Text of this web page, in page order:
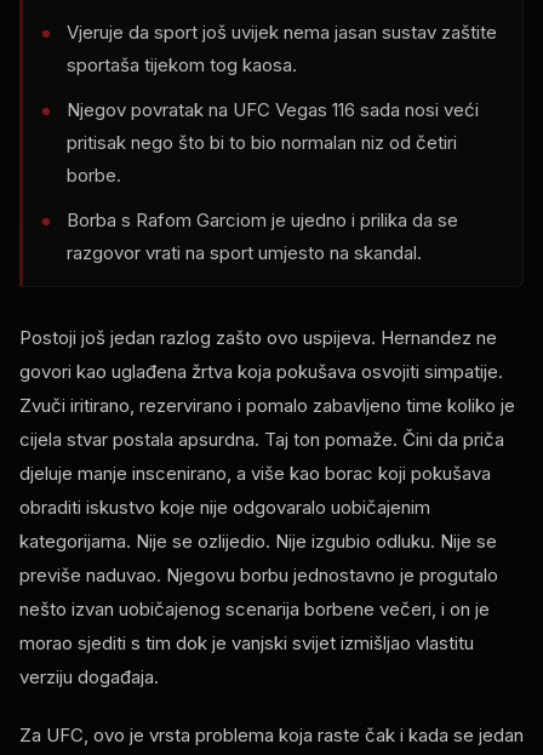
Vjeruje da sport još uvijek nema jasan sustav zaštite
sportaša tijekom tog kaosa.
Njegov povratak na UFC Vegas 116 sada nosi veći
pritisak nego što bi to bio normalan niz od četiri
borbe.
Borba s Rafom Garciom je ujedno i prilika da se
razgovor vrati na sport umjesto na skandal.
Postoji još jedan razlog zašto ovo uspijeva. Hernandez ne
govori kao uglađena žrtva koja pokušava osvojiti simpatije.
Zvuči iritirano, rezervirano i pomalo zabavljeno time koliko je
cijela stvar postala apsurdna. Taj ton pomaže. Čini da priča
djeluje manje inscenirano, a više kao borac koji pokušava
obraditi iskustvo koje nije odgovaralo uobičajenim
kategorijama. Nije se ozlijedio. Nije izgubio odluku. Nije se
previše naduvao. Njegovu borbu jednostavno je progutalo
nešto izvan uobičajenog scenarija borbene večeri, i on je
morao sjediti s tim dok je vanjski svijet izmišljao vlastitu
verziju događaja.
Za UFC, ovo je vrsta problema koja raste čak i kada se jedan